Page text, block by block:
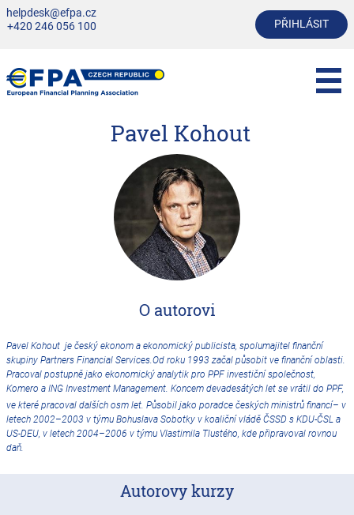
helpdesk@efpa.cz
+420 246 056 100
PŘIHLÁSIT
Pavel Kohout
O autorovi
Pavel Kohout je český ekonom a ekonomický publicista, spolumajitel finanční
skupiny Partners Financial Services.Od roku 1993 začal působit ve finanční oblasti.
Pracoval postupně jako ekonomický analytik pro PPF investiční společnost ,
Komero a ING Investment Management . Koncem devadesátých let se vrátil do PPF,
ve které pracoval dalších osm let. Působil jako poradce českých ministrů financí – v
letech 2002–2003 v týmu Bohuslava Sobotky v koaliční vládě ČSSD s KDU-ČSL a
US-DEU, v letech 2004–2006 v týmu Vlastimila Tlustého , kde připravoval rovnou
daň.
Autorovy kurzy